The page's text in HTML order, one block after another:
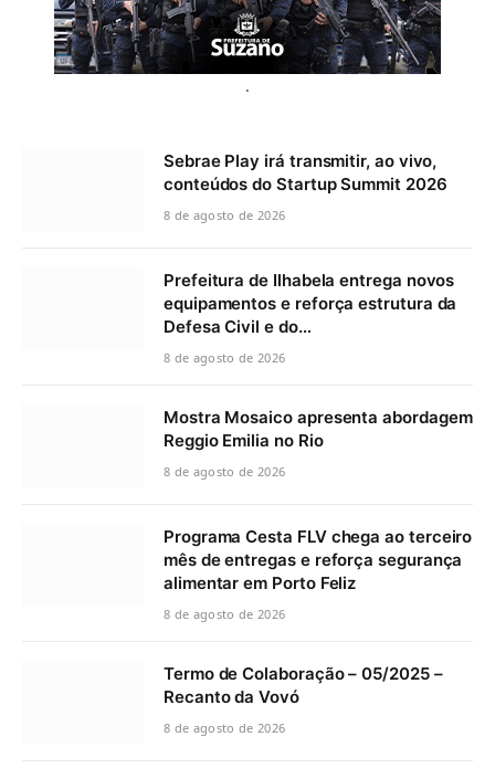
.
Sebrae Play irá transmitir, ao vivo,
conteúdos do Startup Summit 2026
8 de agosto de 2026
Prefeitura de Ilhabela entrega novos
equipamentos e reforça estrutura da
Defesa Civil e do…
8 de agosto de 2026
Mostra Mosaico apresenta abordagem
Reggio Emilia no Rio
8 de agosto de 2026
Programa Cesta FLV chega ao terceiro
mês de entregas e reforça segurança
alimentar em Porto Feliz
8 de agosto de 2026
Termo de Colaboração – 05/2025 –
Recanto da Vovó
8 de agosto de 2026